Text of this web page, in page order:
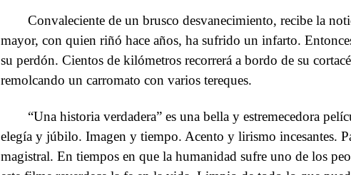
Convaleciente de un brusco desvanecimiento, recibe la
mayor, con quien riñó hace años, ha sufrido un infarto.
su perdón. Cientos de kilómetros recorrerá a bordo de su
remolcando un carromato con varios tereques.
“Una historia verdadera” es una bella y estremecedora
elegía y júbilo. Imagen y tiempo. Acento y lirismo incesantes.
magistral. En tiempos en que la humanidad sufre uno de los